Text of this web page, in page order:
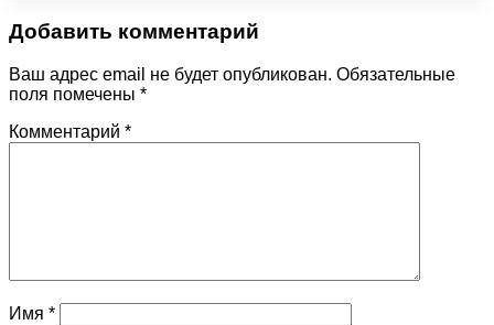
Добавить комментарий
Ваш адрес email не будет опубликован. Обязательные
поля помечены *
Комментарий *
Имя *